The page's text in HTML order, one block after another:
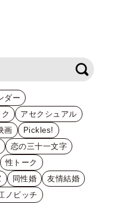
ダー
アセクシュアル
画
Pickles!
恋の三十一文字
性トーク
同性婚
友情結婚
ノビッチ